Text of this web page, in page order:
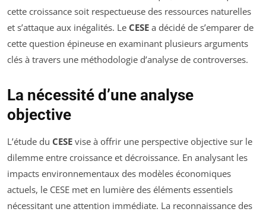
cette croissance soit respectueuse des ressources naturelles
et s’attaque aux inégalités. Le CESE a décidé de s’emparer de
cette question épineuse en examinant plusieurs arguments
clés à travers une méthodologie d’analyse de controverses.
La nécessité d’une analyse
objective
L’étude du CESE vise à offrir une perspective objective sur le
dilemme entre croissance et décroissance. En analysant les
impacts environnementaux des modèles économiques
actuels, le CESE met en lumière des éléments essentiels
nécessitant une attention immédiate. La reconnaissance des